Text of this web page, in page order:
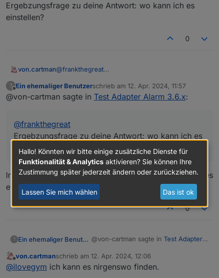
Ergebzungsfrage zu deine Antwort: wo kann ich es
einstellen?
0
von.cartman@frankthegreat
es einstellen?
? Ein ehemaliger Benutzerschrieb am 12. Apr. 2024, 11:57
zuletzt editiert von
@von-cartman sagte in Test Adapter Alarm 3.6.x:
@frankthegreat
Ergebzungsfrage zu deine Antwort: wo kann ich es
einstellen?
Im Tab Verknuepfungen bei Ausgabe, da kannst du alles
einstellen, wie du es brauchst.
0
? Ein ehemaliger Benutzer @von-cartman sagte in Test Adapter
@frankthegreat
Offline
von.cartmanschrieb am 12. Apr. 2024, 12:06
zuletzt editiert von
@ilovegym ich kann es nirgenswo finden.
Hallo! Könnten wir bitte einige zusätzliche Dienste für
Funktionalität & Analytics aktivieren? Sie können Ihre
Zustimmung später jederzeit ändern oder zurückziehen.
Lassen Sie mich wählen Das ist ok